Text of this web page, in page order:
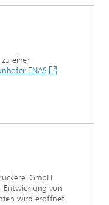
einer
ENAS
GmbH
Entwicklung von
wird eröffnet.